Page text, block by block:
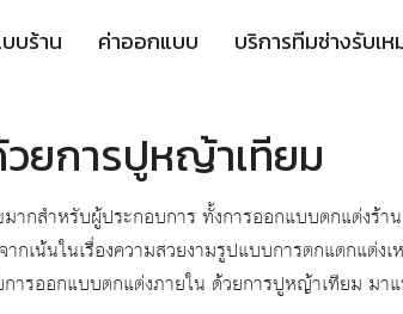
บร้าน ค่าออกแบบ บริการทีมช่างรับเ
ยการปูหญ้าเทียม
ากสำหรับผู้ประกอบการ ทั้งการออกแบบตกแต่งร้
เน้นในเรื่องความสวยงามรูปแบบการตกแตกแต่ง
ารออกแบบตกแต่งภายใน ด้วยการปูหญ้าเทียม มา